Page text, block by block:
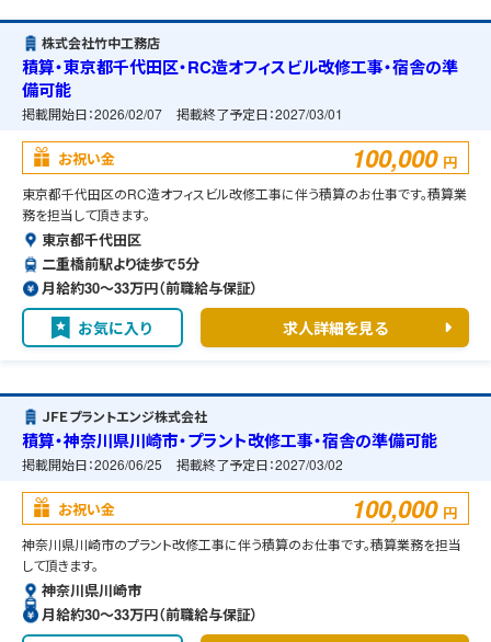
株式会社竹中工務店
積算・東京都千代田区・RC造オフィスビル改修工事・宿舎の準
備可能
掲載開始日：2026/02/07 掲載終了予定日：2027/03/01
お祝い金 100,000 円
東京都千代田区のRC造オフィスビル改修工事に伴う積算のお仕事です。積算業
務を担当して頂きます。
東京都千代田区
二重橋前駅より徒歩で5分
月給約30〜33万円（前職給与保証）
お気に入り 求人詳細を見る
ＪＦＥプラントエンジ株式会社
積算・神奈川県川崎市・プラント改修工事・宿舎の準備可能
掲載開始日：2026/06/25 掲載終了予定日：2027/03/02
お祝い金 100,000 円
神奈川県川崎市のプラント改修工事に伴う積算のお仕事です。積算業務を担当
して頂きます。
神奈川県川崎市
月給約30〜33万円（前職給与保証）